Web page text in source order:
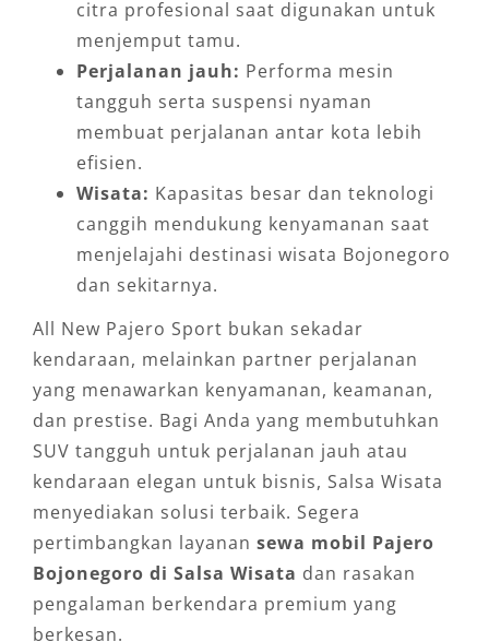
citra profesional saat digunakan untuk
menjemput tamu.
Perjalanan jauh: Performa mesin
tangguh serta suspensi nyaman
membuat perjalanan antar kota lebih
efisien.
Wisata: Kapasitas besar dan teknologi
canggih mendukung kenyamanan saat
menjelajahi destinasi wisata Bojonegoro
dan sekitarnya.
All New Pajero Sport bukan sekadar
kendaraan, melainkan partner perjalanan
yang menawarkan kenyamanan, keamanan,
dan prestise. Bagi Anda yang membutuhkan
SUV tangguh untuk perjalanan jauh atau
kendaraan elegan untuk bisnis, Salsa Wisata
menyediakan solusi terbaik. Segera
pertimbangkan layanan sewa mobil Pajero
Bojonegoro di Salsa Wisata dan rasakan
pengalaman berkendara premium yang
berkesan.